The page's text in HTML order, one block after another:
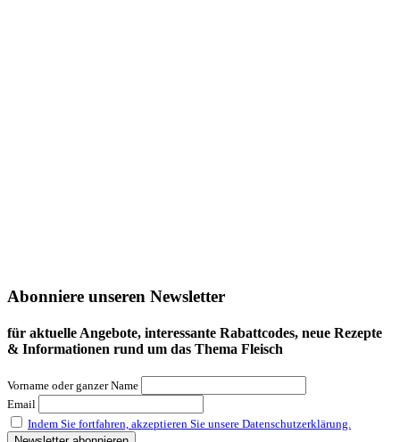
Abonniere unseren Newsletter
für aktuelle Angebote, interessante Rabattcodes, neue Rezepte
& Informationen rund um das Thema Fleisch
Vorname oder ganzer Name
Email
Indem Sie fortfahren, akzeptieren Sie unsere Datenschutzerklärung.